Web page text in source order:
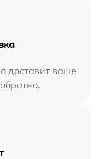
доставит ваше